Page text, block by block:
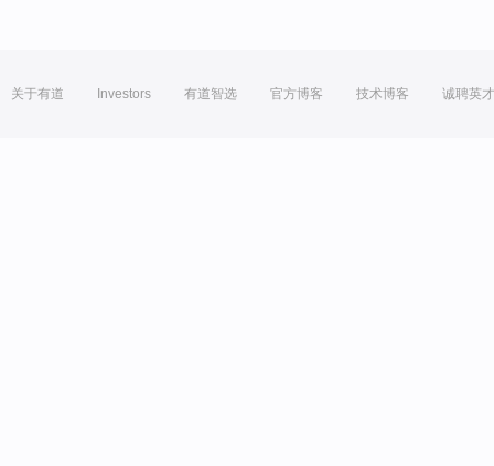
关于有道 Investors 有道智选 官方博客 技术博客 诚聘英才